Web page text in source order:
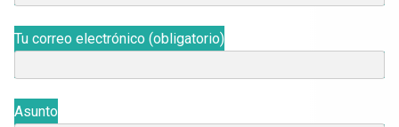
Tu correo electrónico (obligatorio)
Asunto